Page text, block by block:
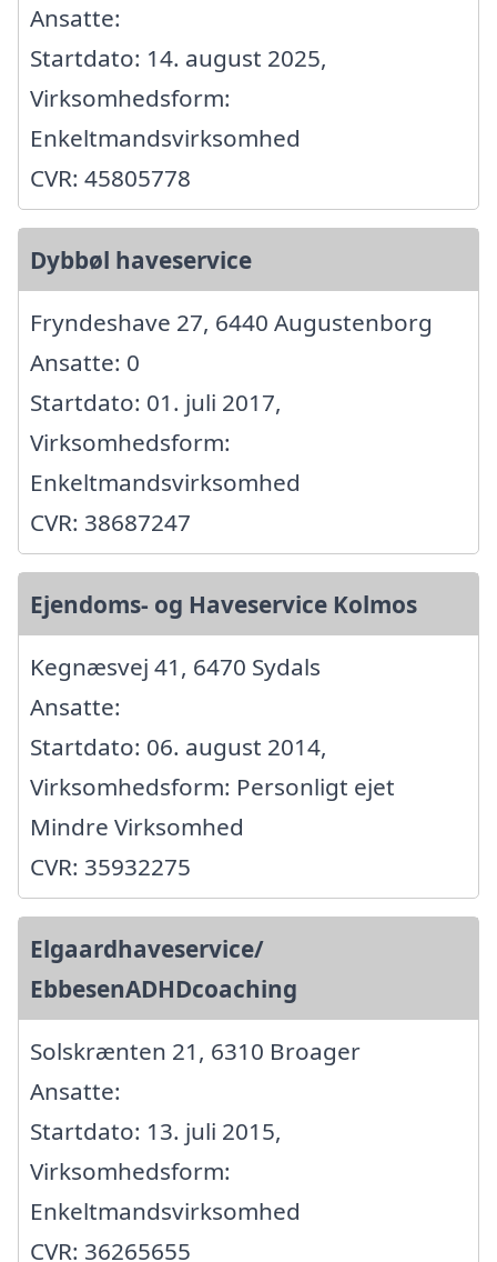
Ansatte:
Startdato: 14. august 2025,
Virksomhedsform:
Enkeltmandsvirksomhed
CVR: 45805778
Dybbøl haveservice
Fryndeshave 27, 6440 Augustenborg
Ansatte: 0
Startdato: 01. juli 2017,
Virksomhedsform:
Enkeltmandsvirksomhed
CVR: 38687247
Ejendoms- og Haveservice Kolmos
Kegnæsvej 41, 6470 Sydals
Ansatte:
Startdato: 06. august 2014,
Virksomhedsform: Personligt ejet
Mindre Virksomhed
CVR: 35932275
Elgaardhaveservice/
EbbesenADHDcoaching
Solskrænten 21, 6310 Broager
Ansatte:
Startdato: 13. juli 2015,
Virksomhedsform:
Enkeltmandsvirksomhed
CVR: 36265655